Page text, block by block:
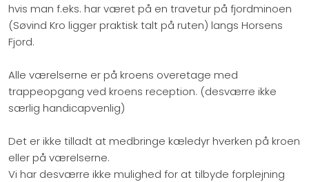
hvis man f.eks. har været på en travetur på fjordminoen
(Søvind Kro ligger praktisk talt på ruten) langs Horsens
Fjord.
Alle værelserne er på kroens overetage med
trappeopgang ved kroens reception. (desværre ikke
særlig handicapvenlig)
Det er ikke tilladt at medbringe kæledyr hverken på kroen
eller på værelserne.
Vi har desværre ikke mulighed for at tilbyde forplejning